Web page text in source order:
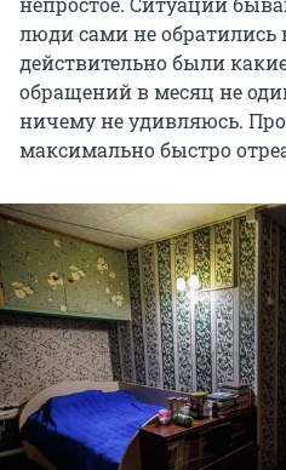
люди сами не обратились
действительно были
обращений в месяц не
ничему не удивляюсь.
максимально быстро